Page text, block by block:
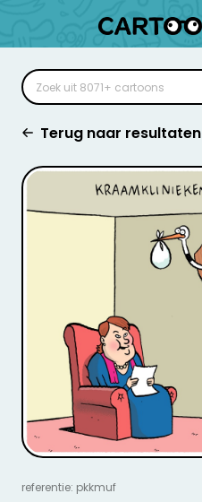
Terug naar resultaten
referentie: pkkmuf